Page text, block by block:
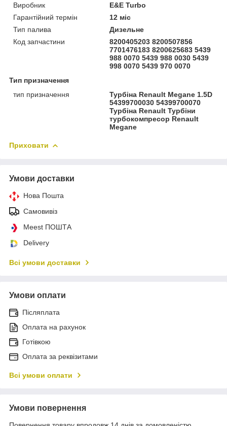
Виробник
E&E Turbo
Гарантійний термін
12 міс
Тип палива
Дизельне
Код запчастини
8200405203 8200507856
7701476183 8200625683 5439
988 0070 5439 988 0030 5439
998 0070 5439 970 0070
Тип призначення
тип призначення
Турбіна Renault Megane 1.5D
54399700030 54399700070
Турбіна Renault Турбіни
турбокомпресор Renault
Megane
Приховати
Умови доставки
Нова Пошта
Самовивіз
Meest ПОШТА
Delivery
Всі умови доставки
Умови оплати
Післяплата
Оплата на рахунок
Готівкою
Оплата за реквізитами
Всі умови оплати
Умови повернення